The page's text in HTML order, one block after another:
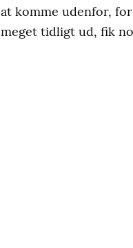
at komme udenfor,
meget tidligt ud, fik